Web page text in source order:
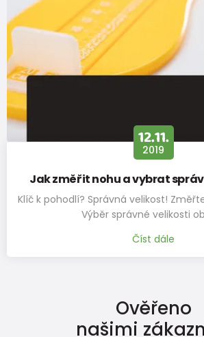
12.11.
2019
Jak změřit nohu a vybrat
Klíč k pohodlí? Správná velikost!
Výběr správné velikosti
Číst dále
Ověřeno
našimi